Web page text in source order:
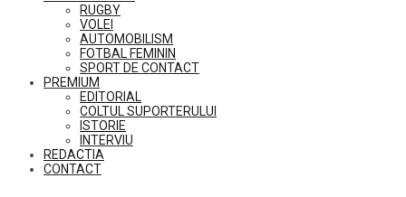
RUGBY
VOLEI
AUTOMOBILISM
FOTBAL FEMININ
SPORT DE CONTACT
PREMIUM
EDITORIAL
COLTUL SUPORTERULUI
ISTORIE
INTERVIU
REDACTIA
CONTACT